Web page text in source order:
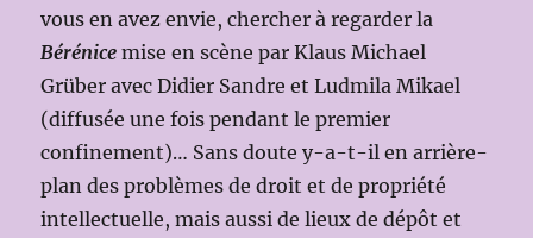
vous en avez envie, chercher à regarder la
Bérénice mise en scène par Klaus Michael
Grüber avec Didier Sandre et Ludmila Mikael
(diffusée une fois pendant le premier
confinement)… Sans doute y-a-t-il en arrière-
plan des problèmes de droit et de propriété
intellectuelle, mais aussi de lieux de dépôt et